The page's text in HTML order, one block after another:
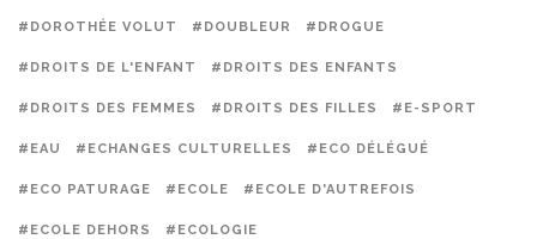
#DOROTHÉE VOLUT #DOUBLEUR #DROGUE
#DROITS DE L'ENFANT #DROITS DES ENFANTS
#DROITS DES FEMMES #DROITS DES FILLES #E-SPORT
#EAU #ECHANGES CULTURELLES #ECO DÉLÉGUÉ
#ECO PATURAGE #ECOLE #ECOLE D'AUTREFOIS
#ECOLE DEHORS #ECOLOGIE